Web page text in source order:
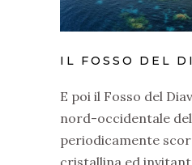
IL FOSSO DEL
E poi il Fosso del
nord-occidentale
periodicamente